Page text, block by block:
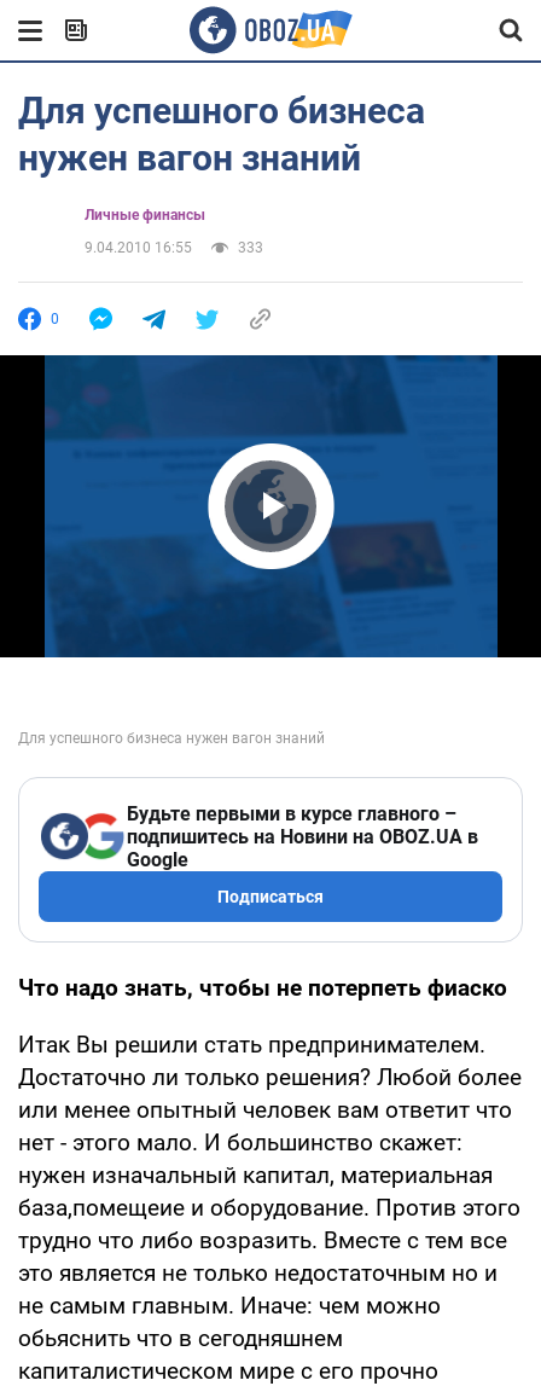
Для успешного бизнеса
нужен вагон знаний
Личные финансы
9.04.2010 16:55
333
0
Play Video
Будьте первыми в курсе главного –
подпишитесь на Новини на OBOZ.UA в
Google
Подписаться
Что надо знать, чтобы не потерпеть фиаско
Итак Вы решили стать предпринимателем.
Достаточно ли только решения? Любой более
или менее опытный человек вам ответит что
нет - этого мало. И большинство скажет:
нужен изначальный капитал, материальная
база,помещеие и оборудование. Против этого
трудно что либо возразить. Вместе с тем все
это является не только недостаточным но и
не самым главным. Иначе: чем можно
обьяснить что в сегодняшнем
капиталистическом мире с его прочно